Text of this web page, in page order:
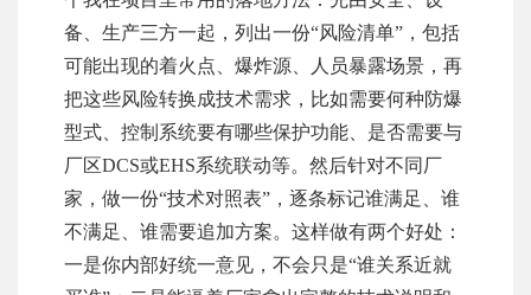
备、生产三方一起，列出一份“风险清单”，包括
可能出现的着火点、爆炸源、人员暴露场景，再
把这些风险转换成技术需求，比如需要何种防爆
型式、控制系统要有哪些保护功能、是否需要与
厂区DCS或EHS系统联动等。然后针对不同厂
家，做一份“技术对照表”，逐条标记谁满足、谁
不满足、谁需要追加方案。这样做有两个好处：
一是你内部好统一意见，不会只是“谁关系近就